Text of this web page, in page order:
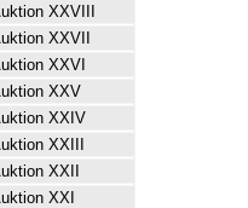
XXVIII
XXVII
XXVI
XXV
XXIV
XXIII
XXII
XXI